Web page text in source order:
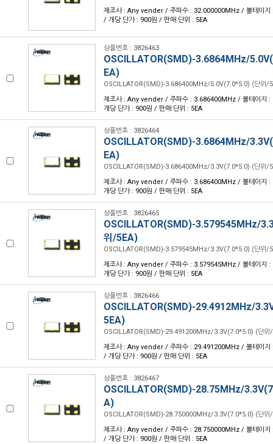
제조사 : Any vender / 주파수 : 32.000000MHz / 볼테이지
/ 개당 단가 : 900원 / 판매 단위 : 5EA
상품번호 : 3826463
OSCILLATOR(SMD)-3.6864MHz/
EA)
OSCILLATOR(SMD)-3.686400MHz/5.0V(7.0*5.0) (단위/
제조사 : Any vender / 주파수 : 3.686400MHz / 볼테이지
개당 단가 : 900원 / 판매 단위 : 5EA
상품번호 : 3826464
OSCILLATOR(SMD)-3.6864MHz/
EA)
OSCILLATOR(SMD)-3.686400MHz/3.3V(7.0*5.0) (단위/
제조사 : Any vender / 주파수 : 3.686400MHz / 볼테이지
개당 단가 : 900원 / 판매 단위 : 5EA
상품번호 : 3826465
OSCILLATOR(SMD)-3.579545MHz/
위/5EA)
OSCILLATOR(SMD)-3.579545MHz/3.3V(7.0*5.0) (단위/
제조사 : Any vender / 주파수 : 3.579545MHz / 볼테이지
개당 단가 : 900원 / 판매 단위 : 5EA
상품번호 : 3826466
OSCILLATOR(SMD)-29.4912MHz/
5EA)
OSCILLATOR(SMD)-29.491200MHz/3.3V(7.0*5.0) (단위
제조사 : Any vender / 주파수 : 29.491200MHz / 볼테이지
/ 개당 단가 : 900원 / 판매 단위 : 5EA
상품번호 : 3826467
OSCILLATOR(SMD)-28.75MHz/
A)
OSCILLATOR(SMD)-28.750000MHz/3.3V(7.0*5.0) (단위
제조사 : Any vender / 주파수 : 28.750000MHz / 볼테이지
/ 개당 단가 : 900원 / 판매 단위 : 5EA